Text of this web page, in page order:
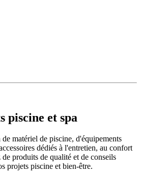
piscine et spa
matériel de piscine, d'équipements
dédiés à l'entretien, au confort
produits de qualité et de conseils
projets piscine et bien-être.